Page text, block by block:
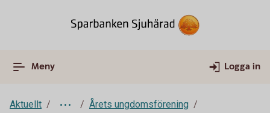
Meny Logga in
Aktuellt
Årets ungdomsförening